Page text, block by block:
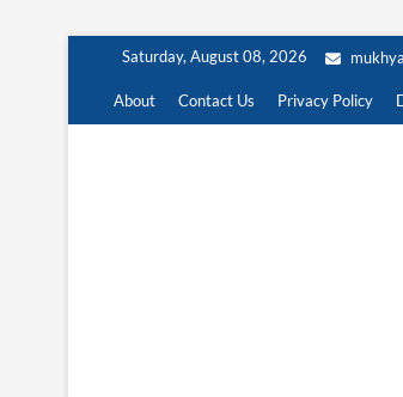
content
Saturday, August 08, 2026
About Contact Us Privacy Policy